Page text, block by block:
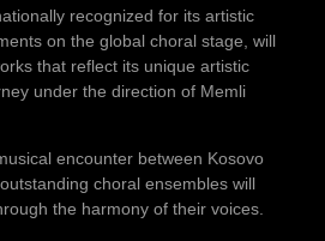
recognized for its artistic
on the global choral stage, will
that reflect its unique artistic
under the direction of Memli
encounter between Kosovo
choral ensembles will
the harmony of their voices.